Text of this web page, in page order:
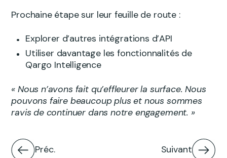
Prochaine étape sur leur feuille de route :
Explorer d’autres intégrations d’API
Utiliser davantage les fonctionnalités de
Qargo Intelligence
« Nous n’avons fait qu’effleurer la surface. Nous
pouvons faire beaucoup plus et nous sommes
ravis de continuer dans notre engagement. »
Préc. Suivant